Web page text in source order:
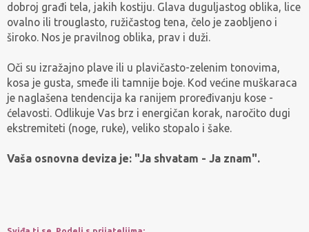
dobroj građi tela, jakih kostiju. Glava duguljastog oblika, lice
ovalno ili trouglasto, ružičastog tena, čelo je zaobljeno i
široko. Nos je pravilnog oblika, prav i duži.
Oči su izražajno plave ili u plavičasto-zelenim tonovima,
kosa je gusta, smeđe ili tamnije boje. Kod većine muškaraca
je naglašena tendencija ka ranijem proređivanju kose -
ćelavosti. Odlikuje Vas brz i energičan korak, naročito dugi
ekstremiteti (noge, ruke), veliko stopalo i šake.
Vaša osnovna deviza je: "Ja shvatam - Ja znam".